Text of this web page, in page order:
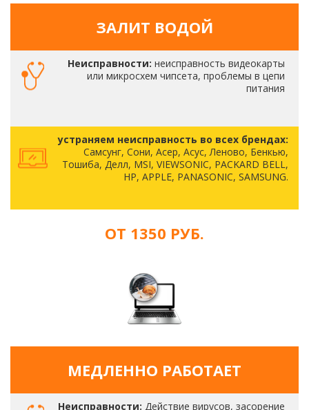
ЗАЛИТ ВОДОЙ
Неисправности: неисправность видеокарты
или микросхем чипсета, проблемы в цепи
питания
устраняем неисправность во всех брендах:
Самсунг, Сони, Асер, Асус, Леново, Бенкью,
Тошиба, Делл, MSI, VIEWSONIC, PACKARD BELL,
HP, APPLE, PANASONIC, SAMSUNG.
ОТ 1350 РУБ.
МЕДЛЕННО РАБОТАЕТ
Неисправности: Действие вирусов, засорение